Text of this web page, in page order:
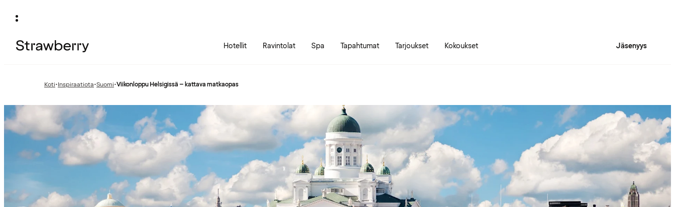
Hotellit Ravintolat Spa Tapahtumat Tarjoukset Kokoukset Jäsenyys
Koti•Edellinen
Inspiraatiota•Edellinen
Suomi•Viikonloppu Helsigissä – kattava matkaopas